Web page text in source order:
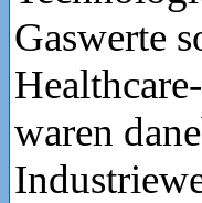
Gaswerte
waren